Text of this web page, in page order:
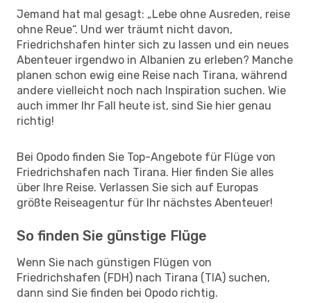
Jemand hat mal gesagt: „Lebe ohne Ausreden, reise
ohne Reue“. Und wer träumt nicht davon,
Friedrichshafen hinter sich zu lassen und ein neues
Abenteuer irgendwo in Albanien zu erleben? Manche
planen schon ewig eine Reise nach Tirana, während
andere vielleicht noch nach Inspiration suchen. Wie
auch immer Ihr Fall heute ist, sind Sie hier genau
richtig!
Bei Opodo finden Sie Top-Angebote für Flüge von
Friedrichshafen nach Tirana. Hier finden Sie alles
über Ihre Reise. Verlassen Sie sich auf Europas
größte Reiseagentur für Ihr nächstes Abenteuer!
So finden Sie günstige Flüge
Wenn Sie nach günstigen Flügen von
Friedrichshafen (FDH) nach Tirana (TIA) suchen,
dann sind Sie finden bei Opodo richtig.